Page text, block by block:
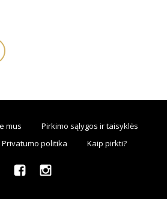
mus
Pirkimo sąlygos ir taisyklės
Privatumo politika Kaip pirkti?